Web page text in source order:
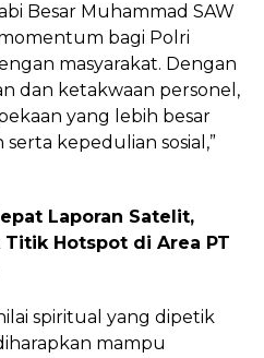
Besar Muhammad SAW
bagi Polri
masyarakat. Dengan
dan ketakwaan personel,
yang lebih besar
kepedulian sosial,”
Laporan Satelit,
Titik Hotspot di Area PT
spiritual yang dipetik
mampu